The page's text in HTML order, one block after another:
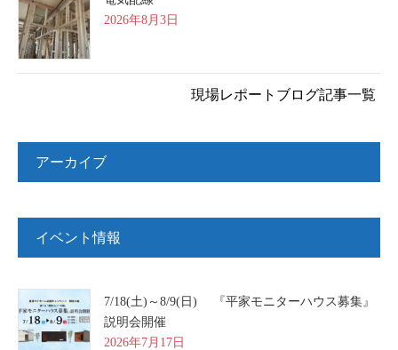
2026年8月3日
現場レポートブログ記事一覧
アーカイブ
イベント情報
7/18(土)～8/9(日) 『平家モニターハウス募集』
説明会開催
2026年7月17日